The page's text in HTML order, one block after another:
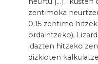
zentimoka
0,15 zentimo
ordaintzeko),
idazten hitzeko
dizkioten